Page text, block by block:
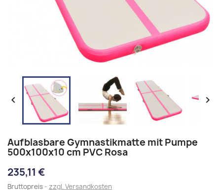
 
Aufblasbare Gymnastikmatte mit Pumpe
500x100x10 cm PVC Rosa
235,11 €
Bruttopreis zzgl. Versandkosten